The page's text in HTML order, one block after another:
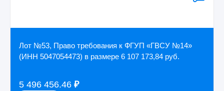
Лот №53, Право требования к ФГУП «ГВСУ №14»
(ИНН 5047054473) в размере 6 107 173,84 руб.
5 496 456.46 ₽